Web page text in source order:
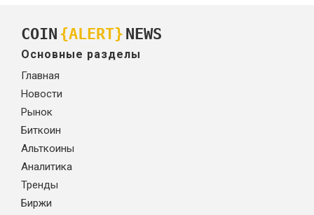
COIN {ALERT} NEWS
Основные разделы
Главная
Новости
Рынок
Биткоин
Альткоины
Аналитика
Тренды
Биржи